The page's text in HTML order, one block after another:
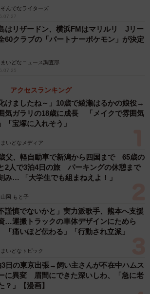
造ゆうき人間さんがこのおもちゃを手
レッシュプリキュア！』のファンでし
を応援する気持ちで買ったものでし
他にはどんなおもちゃで遊ぶことが多
ズル、ポックリなどに加えて動物やウ
ごっこ遊びをやっています」
改造ゆうき人間さんも感慨深いものが
。プリキュアのおもちゃがこれからも
の子たちへと受け継がれ、ご家族の歴
として末永く大切にされていってほし
娘ちゃんのおもちゃとして甦った
上がり
そんでなライターズ
はリザードン、横浜FMはマリルリ Jリー
60クラブの「パートナーポケモン」が決定
まいどなニュース調査部
アクセスランキング
化けましたね～」10歳で綾瀬はるかの娘役→
気ガラリの18歳に成長 「メイクで雰囲気
「宝塚に入れそう」
まいどなメディア
父、軽自動車で新潟から四国まで 65歳の
2人で3泊4日の旅 パーキングの休憩まで
み… 「大学生でも組まねえよ！」
山岡 もと子
不謹慎でないかと」実力派歌手、熊本へ支援
…運搬トラックの車体デザインにためら
痛いほど伝わる」「行動され立派」
まいどなトピック
3日の東京出張→飼い主さんが不在中ハムス
に異変 眉間にできた深いしわ、「急に老
？」【漫画】